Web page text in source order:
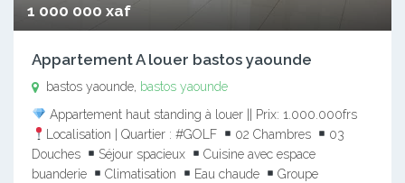
1 000 000 xaf
Appartement A louer bastos yaounde
bastos yaounde, bastos yaounde
Appartement haut standing à louer || Prix: 1.000.000frs
Localisation | Quartier : #GOLF
02 Chambres
03
Douches
Séjour spacieux
Cuisine avec espace
buanderie
Climatisation Eau chaude
Groupe